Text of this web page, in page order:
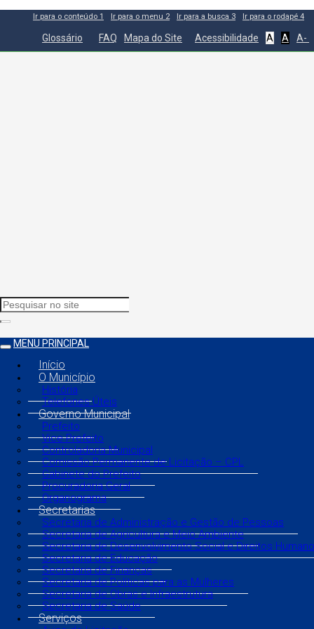
Ir para o conteúdo 1 Ir para o menu 2 Ir para a busca 3 Ir para o rodapé 4
Glossário FAQ Mapa do Site Acessibilidade A A A-
MENU PRINCIPAL
Início
O Município
História
Telefones Úteis
Governo Municipal
Prefeito
Vice Prefeito
Controladoria Municipal
Comissão Permanente de Licitação – CPL
Gabinete do Prefeito
Procuradoria Geral
Organograma
Secretarias
Secretaria de Administração e Gestão de Pessoas
Secretaria de Agricultura e Meio Ambiente
Secretaria de Desenvolvimento Social e Direitos
Secretaria de Educação
Secretaria de Finanças
Secretaria de Políticas para as Mulheres
Secretaria de Obras e Infraestrutura
Secretaria de Saúde
Serviços